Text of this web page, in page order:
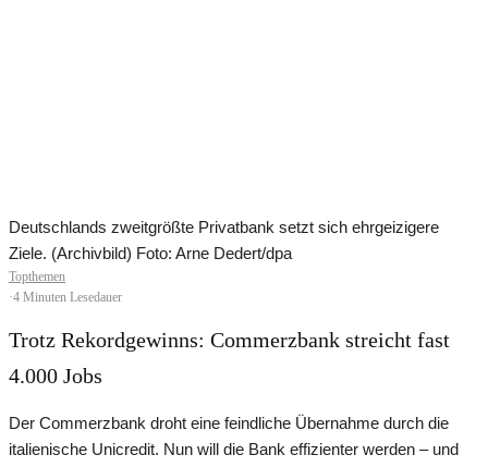
Deutschlands zweitgrößte Privatbank setzt sich ehrgeizigere
Ziele. (Archivbild) Foto: Arne Dedert/dpa
Topthemen
·4 Minuten Lesedauer
Trotz Rekordgewinns: Commerzbank streicht fast
4.000 Jobs
Der Commerzbank droht eine feindliche Übernahme durch die
italienische Unicredit. Nun will die Bank effizienter werden – und